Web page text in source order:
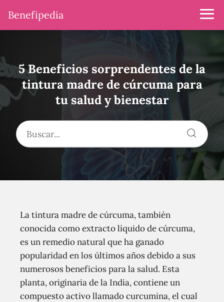
Benefipedia
5 Beneficios sorprendentes de la
tintura madre de cúrcuma para
tu salud y bienestar
La tintura madre de cúrcuma, también
conocida como extracto líquido de cúrcuma,
es un remedio natural que ha ganado
popularidad en los últimos años debido a sus
numerosos beneficios para la salud. Esta
planta, originaria de la India, contiene un
compuesto activo llamado curcumina, el cual